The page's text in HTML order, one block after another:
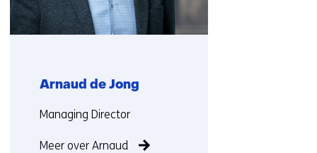
Arnaud de Jong
Functie:
Managing Director
Meer over Arnaud